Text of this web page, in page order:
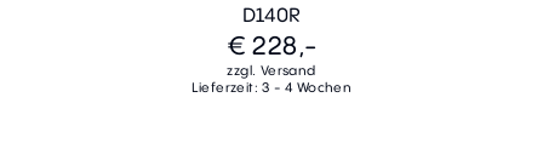
D140R
€ 228,-
zzgl. Versand
Lieferzeit: 3 - 4 Wochen